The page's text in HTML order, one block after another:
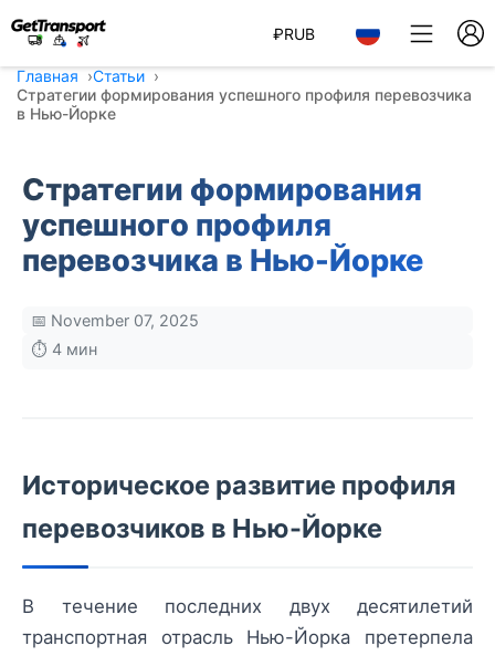
₽RUB
Главная
Статьи
Стратегии формирования успешного профиля перевозчика
в Нью-Йорке
Стратегии формирования
успешного профиля
перевозчика в Нью-Йорке
📅 November 07, 2025
⏱️ 4 мин
Историческое развитие профиля
перевозчиков в Нью-Йорке
В течение последних двух десятилетий
транспортная отрасль Нью-Йорка претерпела